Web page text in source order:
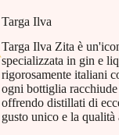
Targa Ilva
Targa Ilva Zita è
specializzata in gin e
rigorosamente italiani
ogni bottiglia
offrendo distillati di
gusto unico e la qualità